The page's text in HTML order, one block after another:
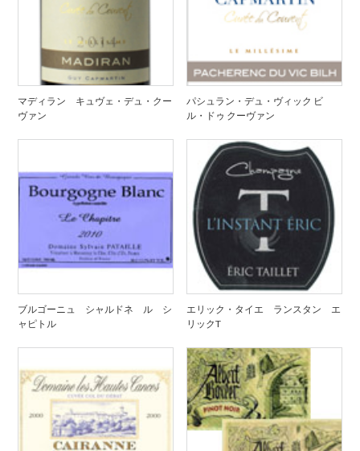
マディラン キュヴェ・デュ・クー
ヴァン
パシュラン・デュ・ヴィック ビ
ル・ドゥ クーヴァン
ブルゴーニュ シャルドネ ル シ
ャピトル
エリック・タイエ ランスタン エ
リックT